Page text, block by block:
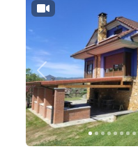
Anterior